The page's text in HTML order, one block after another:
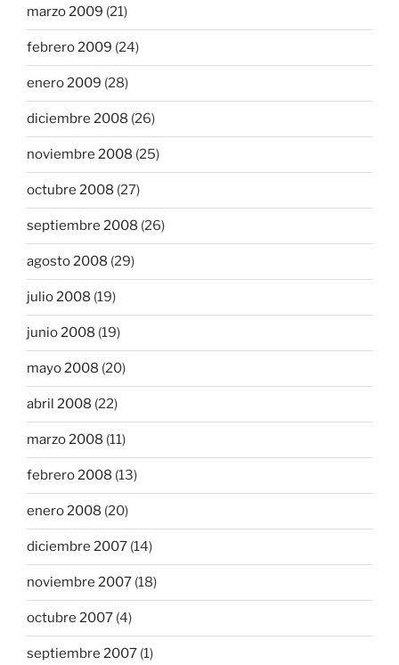
marzo 2009 (21)
febrero 2009 (24)
enero 2009 (28)
diciembre 2008 (26)
noviembre 2008 (25)
octubre 2008 (27)
septiembre 2008 (26)
agosto 2008 (29)
julio 2008 (19)
junio 2008 (19)
mayo 2008 (20)
abril 2008 (22)
marzo 2008 (11)
febrero 2008 (13)
enero 2008 (20)
diciembre 2007 (14)
noviembre 2007 (18)
octubre 2007 (4)
septiembre 2007 (1)